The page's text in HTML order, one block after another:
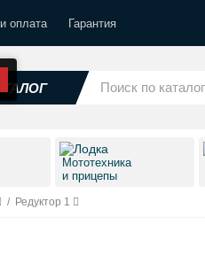
оплата Гарантия
Мототехника
и прицепы
/ Редуктор 1